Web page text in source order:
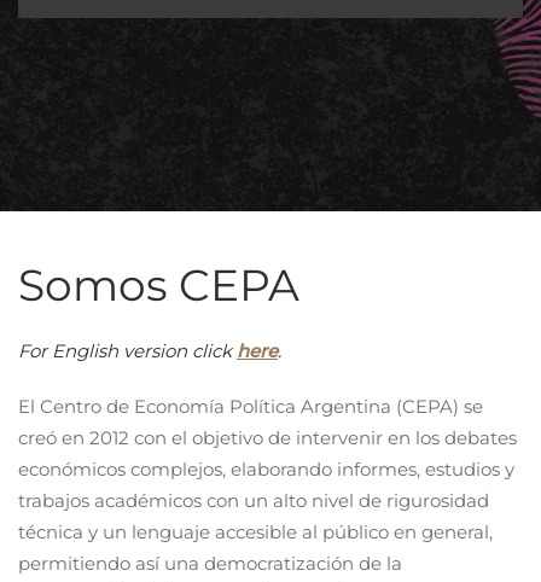
Somos CEPA
For English version click here.
El Centro de Economía Política Argentina (CEPA) se
creó en 2012 con el objetivo de intervenir en los debates
económicos complejos, elaborando informes, estudios y
trabajos académicos con un alto nivel de rigurosidad
técnica y un lenguaje accesible al público en general,
permitiendo así una democratización de la